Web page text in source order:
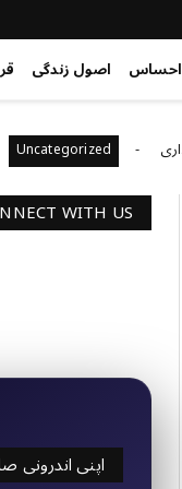
احساس اصول زندگی
Uncategorized کیا
WITH US
اپنی اندرونی